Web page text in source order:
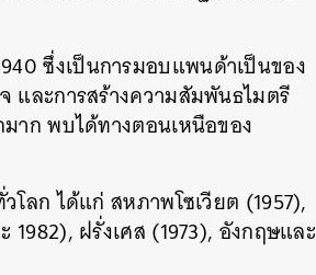
ซึ่งเป็นการมอบแพนด้าเป็นของ
และการสร้างความสัมพันธไมตรี
าก พบได้ทางตอนเหนือของ
ลก ได้แก่ สหภาพโซเวียต (1957),
1982), ฝรั่งเศส (1973), อังกฤษและ